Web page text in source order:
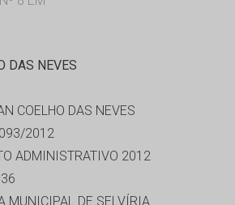
DAS NEVES
COELHO DAS NEVES
2012
ADMINISTRATIVO 2012
MUNICIPAL DE SELVÍRIA